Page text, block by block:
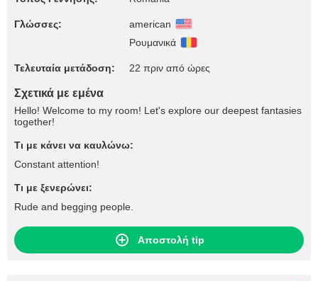
Γλώσσες:
american
Ρουμανικά
Τελευταία μετάδοση: 22 πριν από ώρες
Σχετικά με εμένα
Hello! Welcome to my room! Let's explore our deepest fantasies
together!
Τι με κάνει να καυλώνω:
Constant attention!
Τι με ξενερώνει:
Rude and begging people.
Αποστολή tip